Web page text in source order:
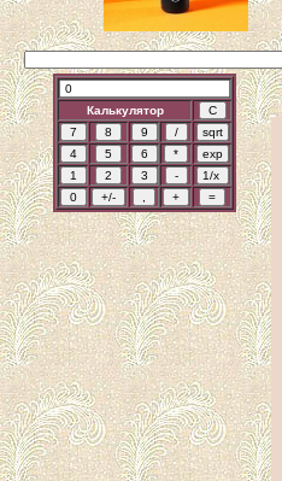
Калькулятор